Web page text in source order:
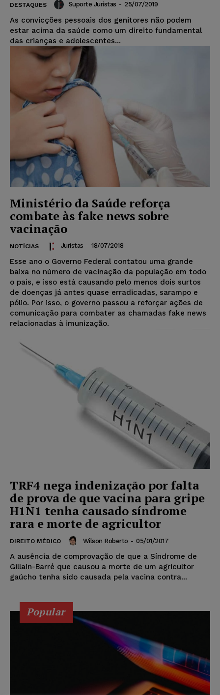
DESTAQUES Suporte Juristas - 25/07/2019
As convicções pessoais dos genitores não podem
estar acima da saúde como um direito fundamental
das crianças e adolescentes...
Ministério da Saúde reforça
combate às fake news sobre
vacinação
NOTÍCIAS Juristas - 18/07/2018
Esse ano o Governo Federal contatou uma grande
baixa no número de vacinação da população em todo
o país, e isso está causando pelo menos dois surtos
de doenças já antes quase erradicadas, sarampo e
pólio. Por isso, o governo passou a reforçar ações de
comunicação para combater as chamadas fake news
relacionadas à imunização.
TRF4 nega indenização por falta
de prova de que vacina para gripe
H1N1 tenha causado síndrome
rara e morte de agricultor
DIREITO MÉDICO Wilson Roberto - 05/01/2017
A ausência de comprovação de que a Síndrome de
Gillain-Barré que causou a morte de um agricultor
gaúcho tenha sido causada pela vacina contra...
Popular